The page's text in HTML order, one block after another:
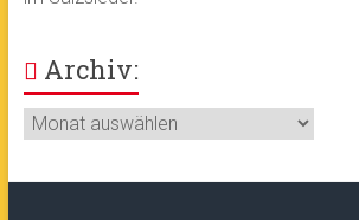
Archiv:
Archiv: